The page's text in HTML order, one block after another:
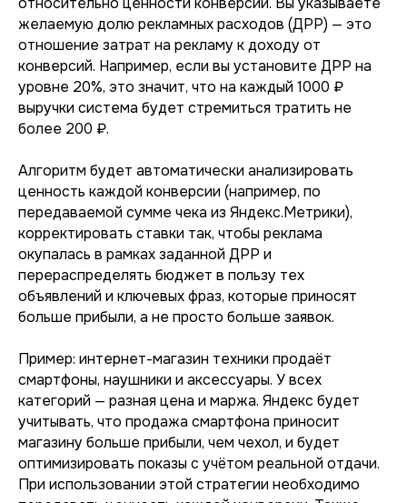
желаемую долю рекламных расходов (ДРР) — это
отношение затрат на рекламу к доходу от
конверсий. Например, если вы установите ДРР на
уровне 20%, это значит, что на каждый 1000 ₽
выручки система будет стремиться тратить не
более 200 ₽.
Алгоритм будет автоматически анализировать
ценность каждой конверсии (например, по
передаваемой сумме чека из Яндекс.Метрики),
корректировать ставки так, чтобы реклама
окупалась в рамках заданной ДРР и
перераспределять бюджет в пользу тех
объявлений и ключевых фраз, которые приносят
больше прибыли, а не просто больше заявок.
Пример: интернет-магазин техники продаёт
смартфоны, наушники и аксессуары. У всех
категорий — разная цена и маржа. Яндекс будет
учитывать, что продажа смартфона приносит
магазину больше прибыли, чем чехол, и будет
оптимизировать показы с учётом реальной отдачи.
При использовании этой стратегии необходимо